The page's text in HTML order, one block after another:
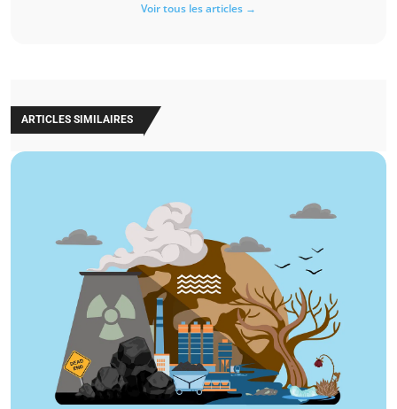
Voir tous les articles →
ARTICLES SIMILAIRES